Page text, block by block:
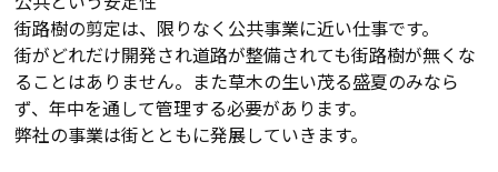
街路樹の剪定は、限りなく公共事業に近い仕事です。
街がどれだけ開発され道路が整備されても街路樹が無くな
ることはありません。また草木の生い茂る盛夏のみなら
ず、年中を通して管理する必要があります。
弊社の事業は街とともに発展していきます。